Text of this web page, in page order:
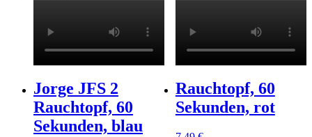
Jorge JFS 2
Rauchtopf, 60
Sekunden, blau
Rauchtopf, 60
Sekunden, rot